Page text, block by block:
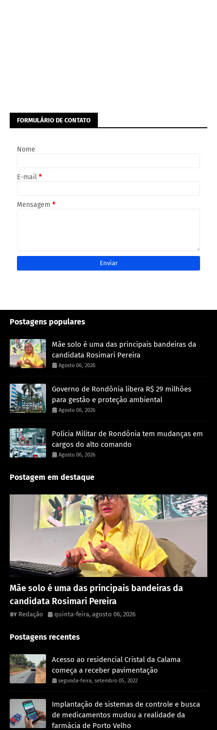
FORMULÁRIO DE CONTATO
Nome
E-mail *
Mensagem *
Postagens populares
Mãe solo é uma das principais bandeiras da
candidata Rosimari Pereira
Agosto 06, 2026
Governo de Rondônia libera R$ 29 milhões
para gestão e proteção ambiental
Agosto 06, 2026
Polícia Militar de Rondônia tem mudanças em
cargos do alto comando
Agosto 06, 2026
Postagem em destaque
Mãe solo é uma das principais bandeiras da
candidata Rosimari Pereira
Redação quinta-feira, agosto 06, 2026
Postagens recentes
Acesso ao residencial Cristal da Calama
começa a receber pavimentação
segunda-feira, setembro 05, 2022
Implantação de sistemas de controle e busca
de medicamentos mudou a realidade da
farmácia de Porto Velho